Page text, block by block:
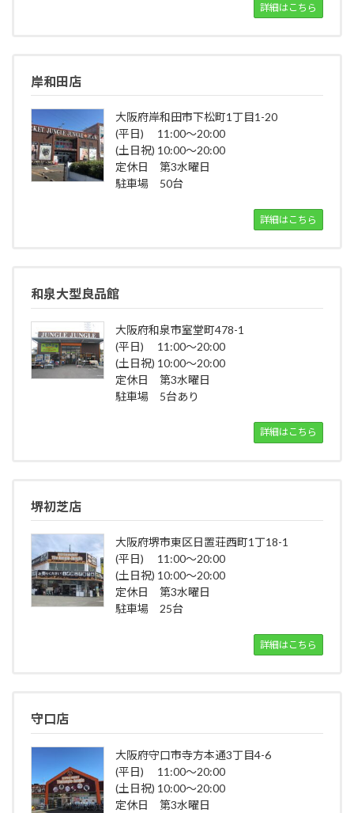
詳細はこちら
岸和田店
大阪府岸和田市下松町1丁目1-20
(平日) 11:00～20:00
(土日祝) 10:00～20:00
定休日 第3水曜日
駐車場 50台
詳細はこちら
和泉大型良品館
大阪府和泉市室堂町478-1
(平日) 11:00～20:00
(土日祝) 10:00～20:00
定休日 第3水曜日
駐車場 5台あり
詳細はこちら
堺初芝店
大阪府堺市東区日置荘西町1丁18-1
(平日) 11:00～20:00
(土日祝) 10:00～20:00
定休日 第3水曜日
駐車場 25台
詳細はこちら
守口店
大阪府守口市寺方本通3丁目4-6
(平日) 11:00～20:00
(土日祝) 10:00～20:00
定休日 第3水曜日